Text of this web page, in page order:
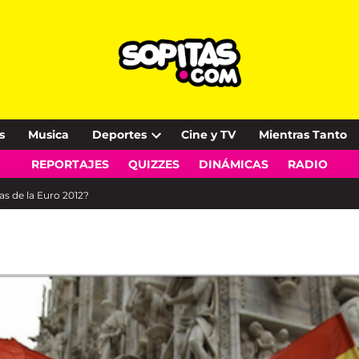
Musica Deportes
Open
dropdown
Cine y TV Mientras Tanto
REPORTAJES QUIZZES DINÁMICAS RADIO
de la Euro 2012?